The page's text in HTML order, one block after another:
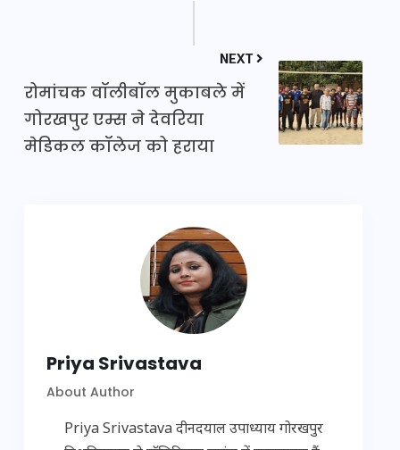
NEXT
रोमांचक वॉलीबॉल मुकाबले में
गोरखपुर एम्स ने देवरिया
मेडिकल कॉलेज को हराया
Priya Srivastava
About Author
Priya Srivastava दीनदयाल उपाध्याय गोरखपुर